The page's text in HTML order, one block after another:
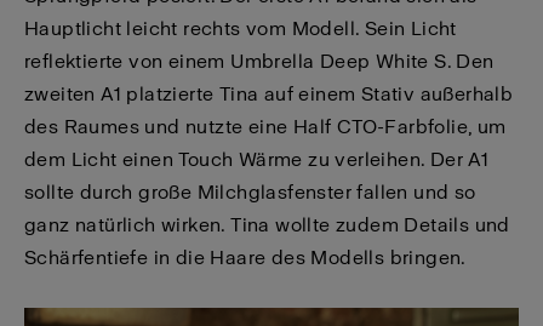
Hauptlicht leicht rechts vom Modell. Sein Licht
reflektierte von einem Umbrella Deep White S. Den
zweiten A1 platzierte Tina auf einem Stativ außerhalb
des Raumes und nutzte eine Half CTO-Farbfolie, um
dem Licht einen Touch Wärme zu verleihen. Der A1
sollte durch große Milchglasfenster fallen und so
ganz natürlich wirken. Tina wollte zudem Details und
Schärfentiefe in die Haare des Modells bringen.